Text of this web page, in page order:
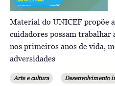
Material do UNICEF propõe
cuidadores possam trabalhar
nos primeiros anos de vida,
adversidades
Arte e cultura Desenvolvimento